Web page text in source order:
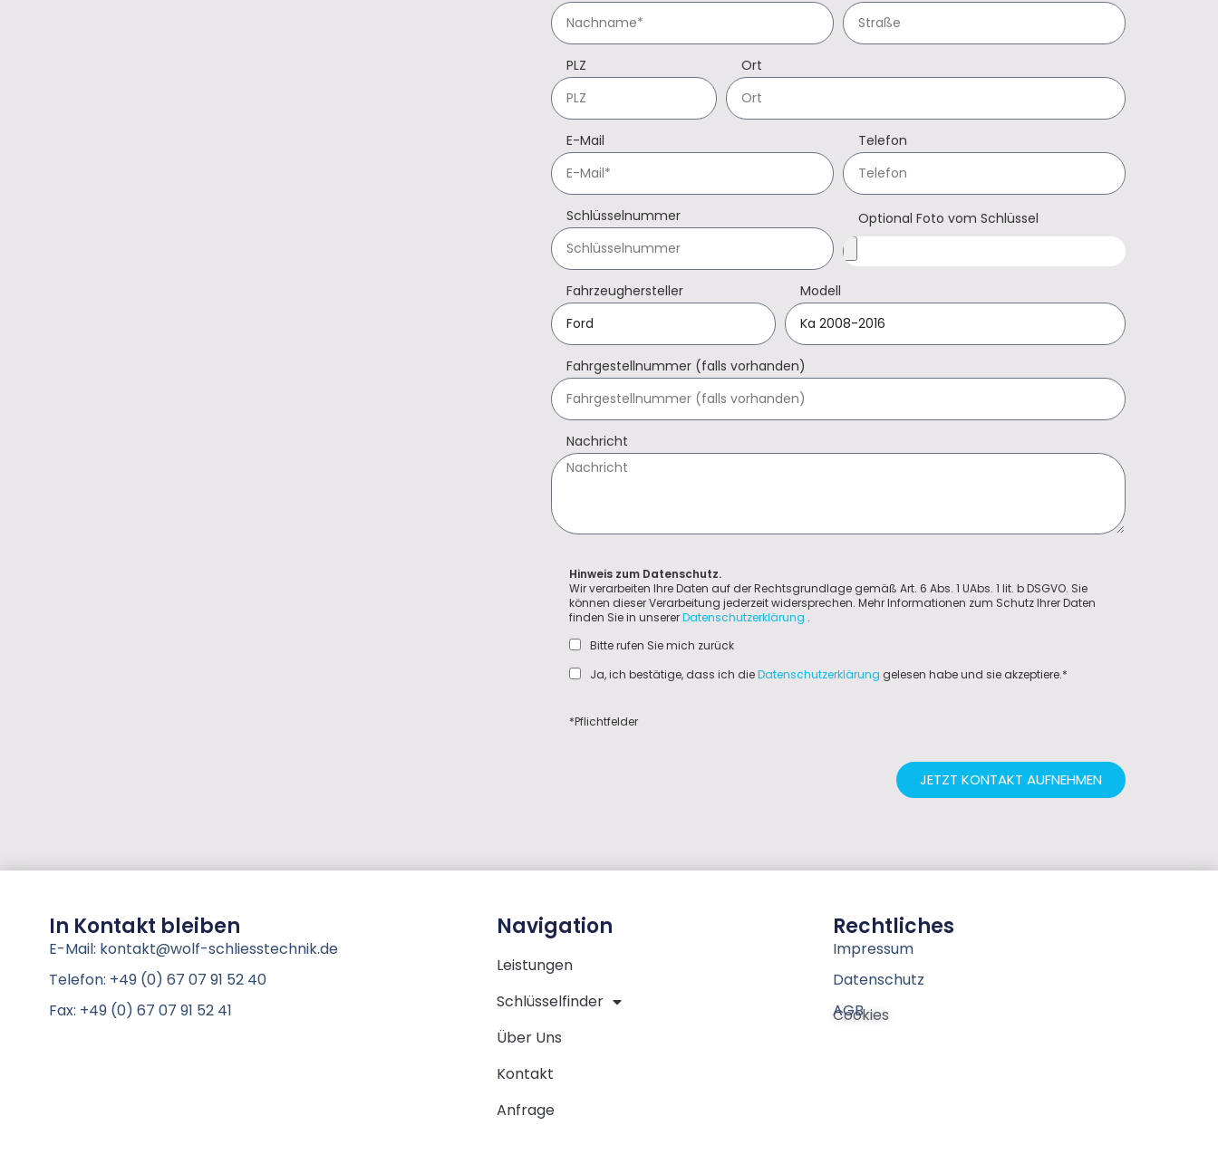
PLZ Ort
E-Mail Telefon
Schlüsselnummer Optional Foto vom Schlüssel
Fahrzeughersteller Modell
Fahrgestellnummer (falls vorhanden)
Nachricht
Hinweis zum Datenschutz.
Wir verarbeiten Ihre Daten auf der Rechtsgrundlage gemäß Art. 6 Abs. 1 UAbs. 1 lit. b DSGVO. Sie
können dieser Verarbeitung jederzeit widersprechen. Mehr Informationen zum Schutz Ihrer Daten
finden Sie in unsererDatenschutzerklärung .
Bitte rufen Sie mich zurück
Ja, ich bestätige, dass ich dieDatenschutzerklärung gelesen habe und sie akzeptiere.*
*Pflichtfelder
JETZT KONTAKT AUFNEHMEN
In Kontakt bleiben
E-Mail: kontakt@wolf-schliesstechnik.de
Telefon: +49 (0) 67 07 91 52 40
Fax: +49 (0) 67 07 91 52 41
Navigation
Leistungen
Schlüsselfinder
Über Uns
Kontakt
Anfrage
Rechtliches
Impressum
Datenschutz
AGB
Cookies